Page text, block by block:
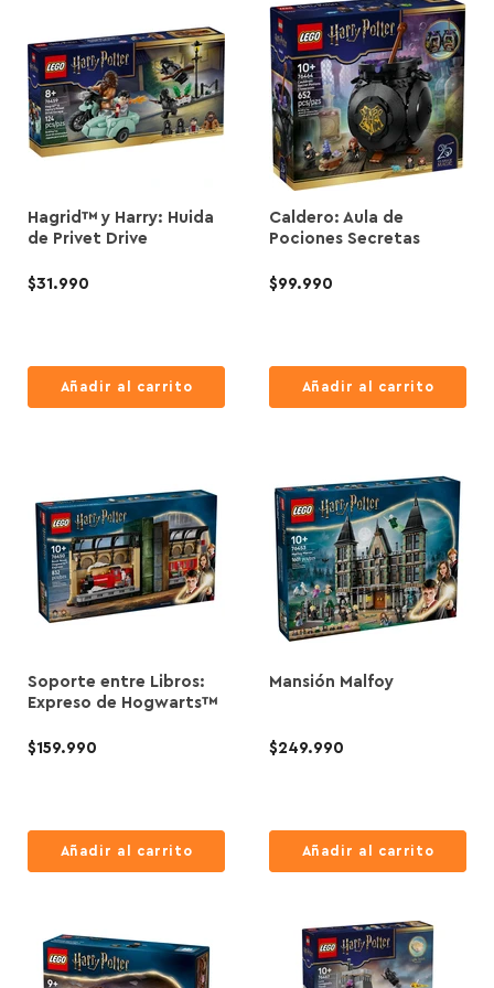
n
a
l
t
u
a
l
Hagrid™ y Harry: Huida
de Privet Drive
$31.990
Añadir al carrito
Caldero: Aula de
Pociones Secretas
$99.990
Añadir al carrito
Soporte entre Libros:
Expreso de Hogwarts™
$159.990
Añadir al carrito
Mansión Malfoy
$249.990
Añadir al carrito